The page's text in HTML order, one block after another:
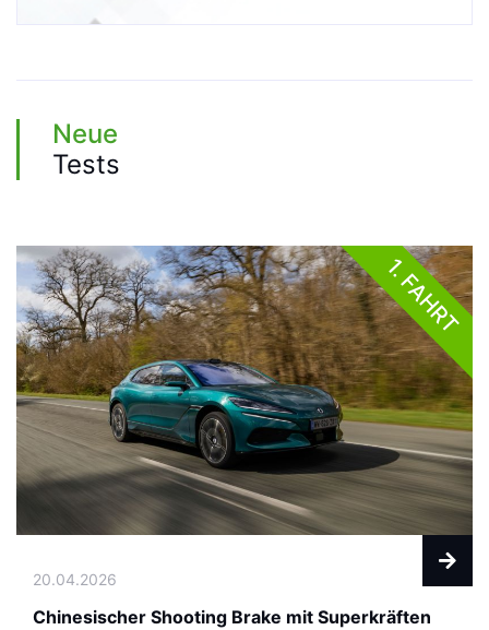
Neue
Tests
1. FAHRT
20.04.2026
Chinesischer Shooting Brake mit Superkräften